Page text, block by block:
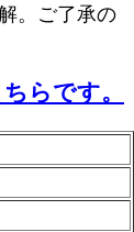
。ご了承の
らです。